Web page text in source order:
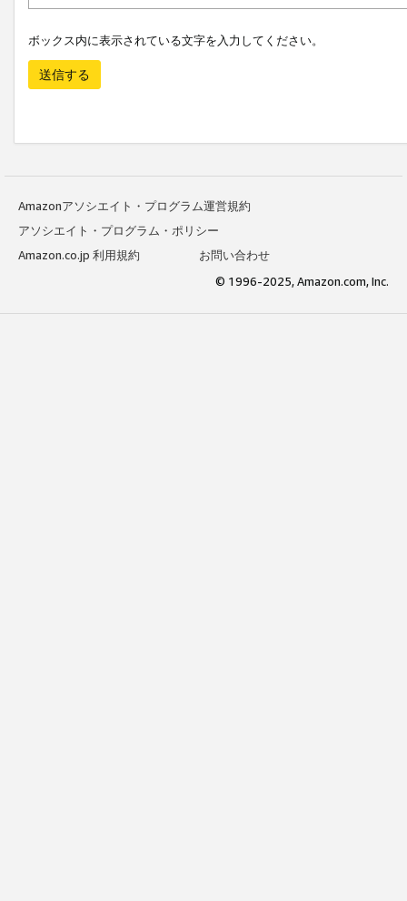
ボックス内に表示されている文字を入力してください。
送信する
Amazonアソシエイト・プログラム運営規約
アソシエイト・プログラム・ポリシー
Amazon.co.jp 利用規約
お問い合わせ
© 1996-2025, Amazon.com, Inc.